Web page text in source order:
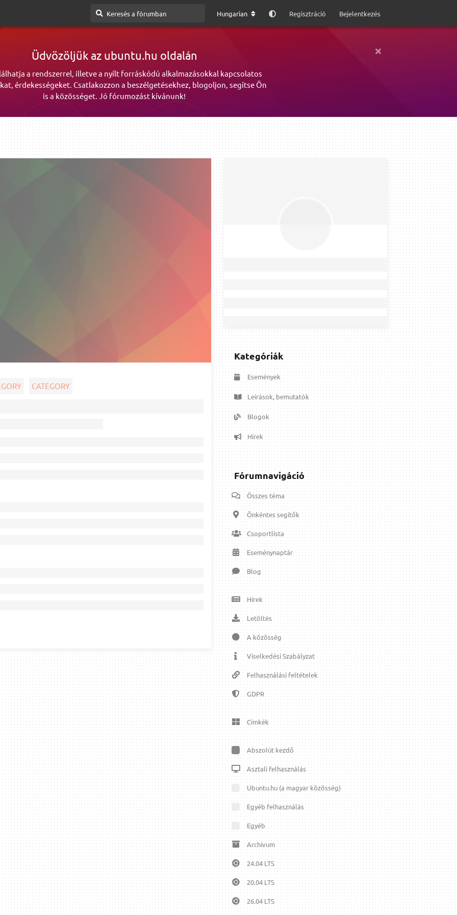
Hungarian Regisztráció Bejelentkezés
Üdvözöljük az ubuntu.hu oldalán
a rendszerrel, illetve a nyílt forráskódú alkalmazásokkal kapcsolatos
érdekességeket. Csatlakozzon a beszélgetésekhez, blogoljon, segítse Ön
is a közösséget. Jó fórumozást kívánunk!
CATEGORY
Kategóriák
Események
Leírások, bemutatók
Blogok
Hírek
Fórumnavigáció
Összes téma
Önkéntes segítők
Csoportlista
Eseménynaptár
Blog
Hírek
Letöltés
A közösség
Viselkedési Szabályzat
Felhasználási feltételek
GDPR
Címkék
Abszolút kezdő
Asztali felhasználás
Ubuntu.hu (a magyar közösség)
Egyéb felhasználás
Egyéb
Archívum
24.04 LTS
20.04 LTS
26.04 LTS